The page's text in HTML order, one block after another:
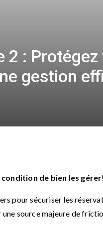
:
gestion
de bien les gérer!
pour sécuriser les
une source majeure de